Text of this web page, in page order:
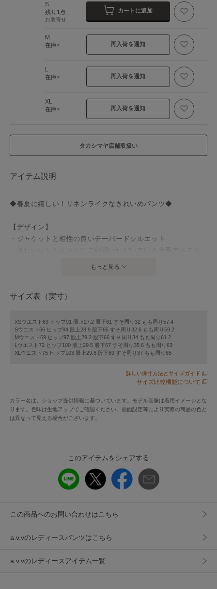
S
残り1点
お取寄せ
カートに追加
M
在庫×
再入荷を通知
L
在庫×
再入荷を通知
XL
在庫×
再入荷を通知
タカシマヤ店舗取扱い
アイテム説明
◆春夏に嬉しい！リネンライクなきれいめパンツ◆
【デザイン】
・ジャケットと相性の良いテーパードシルエット
・定番のネイビー、優しげなベージュ、洗練された印象のグ
【素材】
・さらっとしたリネンライクなポリエステル素材
・UVカットで夏の日差しにも◎
【コーディネート】
同素材ジャケットとのセットアップ着用がおすすめ。
フォーマルな場やビジネスシーンに活躍してくれる
ベーシックなパンツは一枚あると重宝します。
キーネックジャケット：KBDFB21109
ダブルブレストジャケット：KBDFB23109
テーパードパンツ：KBLFB20079
もっと見る
サイズ表（実寸）
XSウエスト63 ヒップ91 股上27.2 股下61 すそ周り32 もも周り57.4
Sウエスト66 ヒップ94 股上28.9 股下65 すそ周り32.6 もも周り59.2
Mウエスト69 ヒップ97 股上29.2 股下66 すそ周り34 もも周り61.2
Lウエスト72 ヒップ100 股上29.5 股下67 すそ周り35.6 もも周り63
XLウエスト75 ヒップ103 股上29.8 股下69 すそ周り37 もも周り65
詳しい採寸方法とサイズガイド
サイズ比較機能について
カラー名は、ショップ提供情報に基づいています。モデル画像は着用イメージとな
ります。色味は生地アップでご確認ください。画面設定等により実際の商品の色と
は異なって見える場合がございます。
このアイテムをシェアする
この商品へのお問い合わせはこちら
a.v.vのレディースパンツはこちら
a.v.vのレディースアイテム一覧